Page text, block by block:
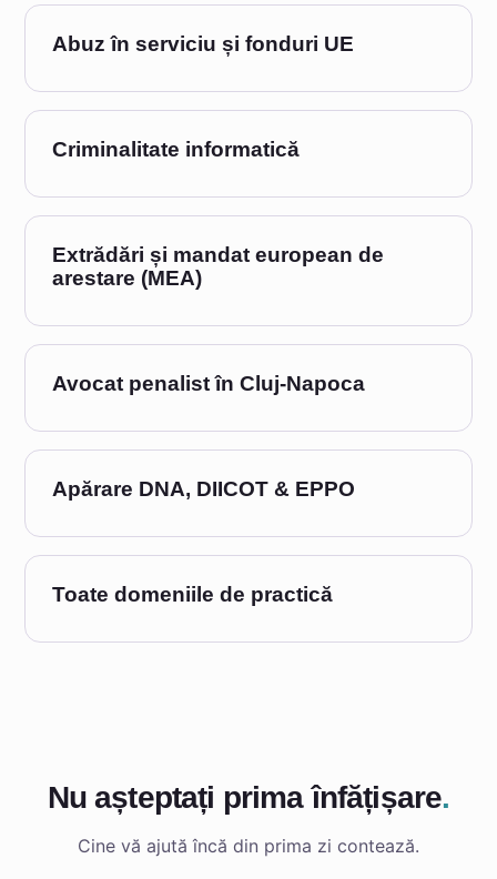
Abuz în serviciu și fonduri UE
Criminalitate informatică
Extrădări și mandat european de
arestare (MEA)
Avocat penalist în Cluj-Napoca
Apărare DNA, DIICOT & EPPO
Toate domeniile de practică
Nu așteptați prima înfățișare.
Cine vă ajută încă din prima zi contează.